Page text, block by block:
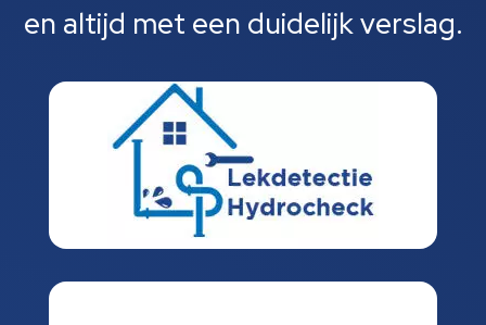
en altijd met een duidelijk verslag.